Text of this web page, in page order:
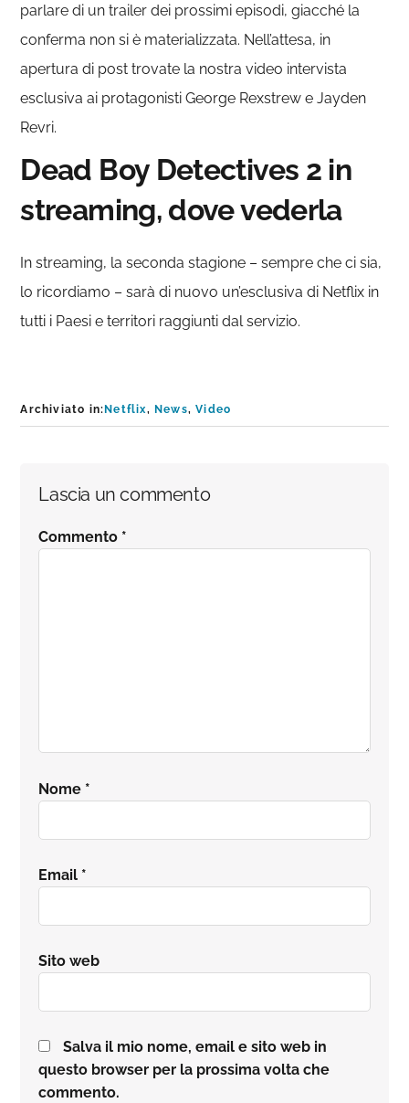
parlare di un trailer dei prossimi episodi, giacché la
conferma non si è materializzata. Nell’attesa, in
apertura di post trovate la nostra video intervista
esclusiva ai protagonisti George Rexstrew e Jayden
Revri.
Dead Boy Detectives 2 in
streaming, dove vederla
In streaming, la seconda stagione – sempre che ci sia,
lo ricordiamo – sarà di nuovo un’esclusiva di Netflix in
tutti i Paesi e territori raggiunti dal servizio.
Archiviato in:Netflix,News,Video
Interazioni
del
Lascia un commento
Commento *
Nome *
Email *
Sito web
Salva il mio nome, email e sito web in
questo browser per la prossima volta che
commento.